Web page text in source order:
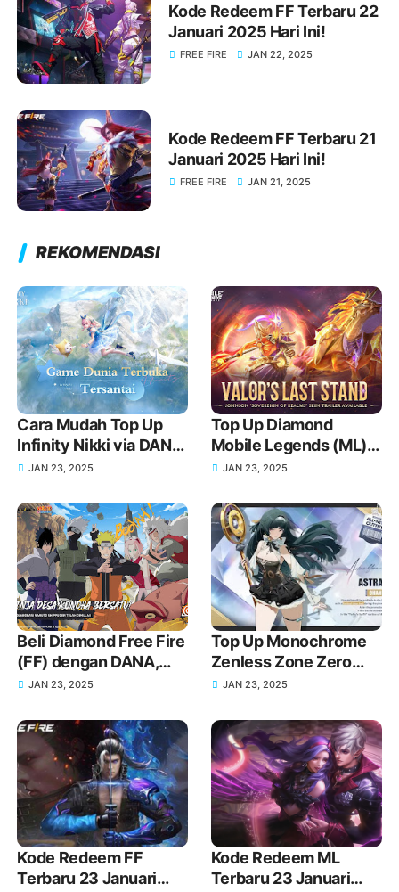
Kode Redeem FF Terbaru 22
Januari 2025 Hari Ini!
FREE FIRE JAN 22, 2025
Kode Redeem FF Terbaru 21
Januari 2025 Hari Ini!
FREE FIRE JAN 21, 2025
REKOMENDASI
Cara Mudah Top Up
Infinity Nikki via DANA
untuk Koleksi Outfit
JAN 23, 2025
Top Up Diamond
Mobile Legends (ML)
Pakai DANA, Harga
Cepat
JAN 23, 2025
Beli Diamond Free Fire
(FF) dengan DANA,
Cepat dan Tanpa
JAN 23, 2025
Top Up Monochrome
Zenless Zone Zero
(ZZZ) via DANA untuk
Versi 1.5!
JAN 23, 2025
Kode Redeem FF
Terbaru 23 Januari
Kode Redeem ML
Terbaru 23 Januari